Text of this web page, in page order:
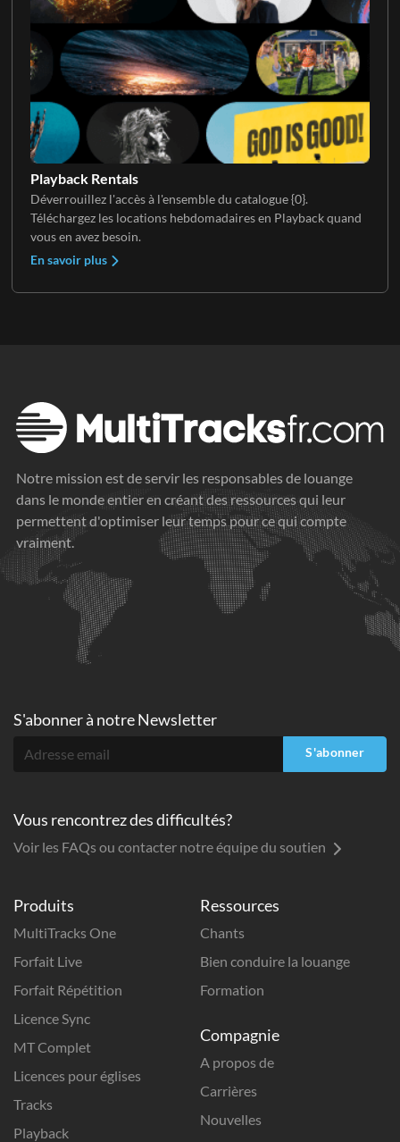
Playback Rentals
Déverrouillez l'accès à l'ensemble du catalogue {0}.
Téléchargez les locations hebdomadaires en Playback quand
vous en avez besoin.
En savoir plus
Notre mission est de servir les responsables de louange
dans le monde entier en créant des ressources qui leur
permettent d'optimiser leur temps pour ce qui compte
vraiment.
Produits
MultiTracks One
Forfait Live
Forfait Répétition
Licence Sync
MT Complet
Licences pour églises
Tracks
Playback
Ressources
Chants
Bien conduire la louange
Formation
Compagnie
A propos de
Carrières
Nouvelles
S'abonner à notre Newsletter
S'abonner
Vous rencontrez des difficultés?
Voir les FAQs ou contacter notre équipe du soutien